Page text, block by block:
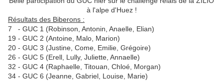
à l'alpe d'Huez !
Résultats des Biberons :
7 - GUC 1 (Robinson, Antonin, Anaelle, Elian)
19 - GUC 2 (Antoine, Malo, Marion)
20 - GUC 3 (Justine, Come, Emilie, Grégoire)
26 - GUC 5 (Erell, Lully, Juliette, Annaelle)
32 - GUC 4 (Raphaelle, Titouan, Chloé, Morgan)
34 - GUC 6 (Jeanne, Gabriel, Louise, Marie)